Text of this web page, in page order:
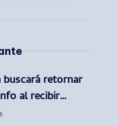
retornar
al recibir…